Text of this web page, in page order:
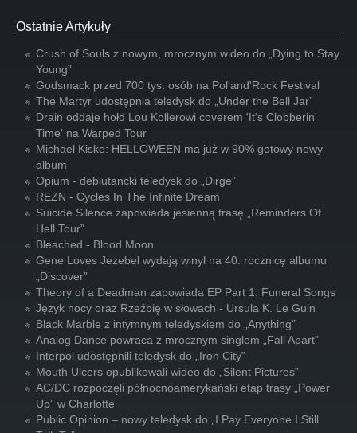
Ostatnie Artykuły
Crush of Souls z nowym, mrocznym wideo do „Dying to Stay
Young”
Godsmack przed 700 tys. osób na Pol'and'Rock Festival
The Martyr udostępnia teledysk do „Under the Bell Jar”
Drain oddaje hołd Lou Kollerowi coverem 'It's Clobberin'
Time' na Warped Tour
Michael Kiske: HELLOWEEN ma już w 90% gotowy nowy
album
Opium - debiutancki teledysk do „Dirge”
REZN - Cycles In The Infinite Dream
Suicide Silence zapowiada jesienną trasę „Reminders Of
Hell Tour”
Bleached - Blood Moon
Gene Loves Jezebel wydają winyl na 40. rocznicę albumu
„Discover”
Theory of a Deadman zapowiada EP Part 1: Funeral Songs
Język nocy oraz Rzeźbię w słowach - Ursula K. Le Guin
Black Marble z intymnym teledyskiem do „Anything”
Analog Dance powraca z mrocznym singlem „Fall Apart”
Interpol udostępnili teledysk do „Iron City”
Mouth Ulcers opublikowali wideo do „Silent Pictures”
AC/DC rozpoczęli północnoamerykański etap trasy „Power
Up” w Charlotte
Public Opinion – nowy teledysk do „I Pay Everyone I Still